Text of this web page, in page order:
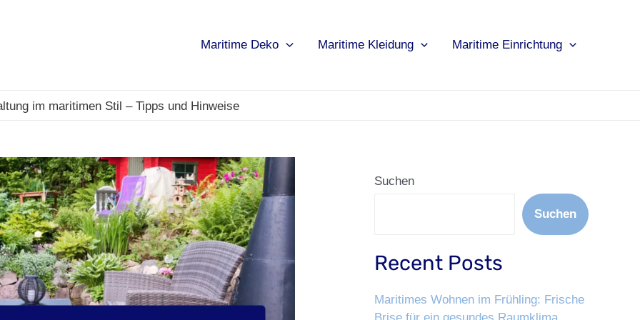
Maritime Deko Maritime Kleidung Maritime Einrichtung
im maritimen Stil – Tipps und Hinweise
Suchen
Suchen
Recent Posts
Maritimes Wohnen im Frühling: Frische